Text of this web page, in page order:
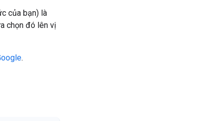
của bạn) là
chọn đó lên vị
.